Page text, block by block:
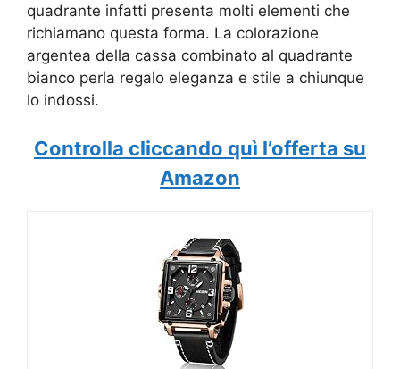
quadrante infatti presenta molti elementi che
richiamano questa forma. La colorazione
argentea della cassa combinato al quadrante
bianco perla regalo eleganza e stile a chiunque
lo indossi.
Controlla cliccando quì l’offerta su
Amazon